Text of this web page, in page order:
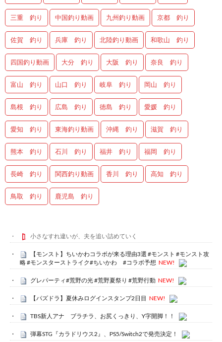
三重 釣り 中国釣り動画 九州釣り動画 京都 釣り
佐賀 釣り 兵庫 釣り 北陸釣り動画 和歌山 釣り
四国釣り動画 大分 釣り 大阪 釣り 奈良 釣り
富山 釣り 山口 釣り 岐阜 釣り 岡山 釣り
島根 釣り 広島 釣り 徳島 釣り 愛媛 釣り
愛知 釣り 東海釣り動画 沖縄 釣り 滋賀 釣り
熊本 釣り 石川 釣り 福井 釣り 福岡 釣り
長崎 釣り 関西釣り動画 香川 釣り 高知 釣り
鳥取 釣り 鹿児島 釣り
小さなすれ違いが、夫を追い詰めていく
【モンスト】ちいかわコラボが来る理由3選 #モンスト #モンスト攻
略 #モンスターストライク#ちいかわ #コラボ予想 NEW!
グレパーティ#荒野の光 #荒野夏祭り #荒野行動 NEW!
【パズドラ】夏休みログインスタンプ2日目 NEW!
TBS新人アナ ブラチラ、お尻くっきり、Y字開脚！！
弾幕STG『カラドリウス2』、PS5/Switch2で発売決定！